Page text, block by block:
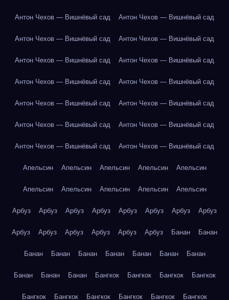
Антон Чехов — Вишнёвый сад Антон Чехов — Вишнёвый сад
Антон Чехов — Вишнёвый сад Антон Чехов — Вишнёвый сад
Антон Чехов — Вишнёвый сад Антон Чехов — Вишнёвый сад
Антон Чехов — Вишнёвый сад Антон Чехов — Вишнёвый сад
Антон Чехов — Вишнёвый сад Антон Чехов — Вишнёвый сад
Антон Чехов — Вишнёвый сад Антон Чехов — Вишнёвый сад
Антон Чехов — Вишнёвый сад Антон Чехов — Вишнёвый сад
Апельсин Апельсин Апельсин Апельсин Апельсин
Апельсин Апельсин Апельсин Апельсин Апельсин
Арбуз Арбуз Арбуз Арбуз Арбуз Арбуз Арбуз Арбуз
Арбуз Арбуз Арбуз Арбуз Арбуз Арбуз Банан Банан
Банан Банан Банан Банан Банан Банан Банан
Банан Банан Банан Бангкок Бангкок Бангкок Бангкок
Бангкок Бангкок Бангкок Бангкок Бангкок Бангкок